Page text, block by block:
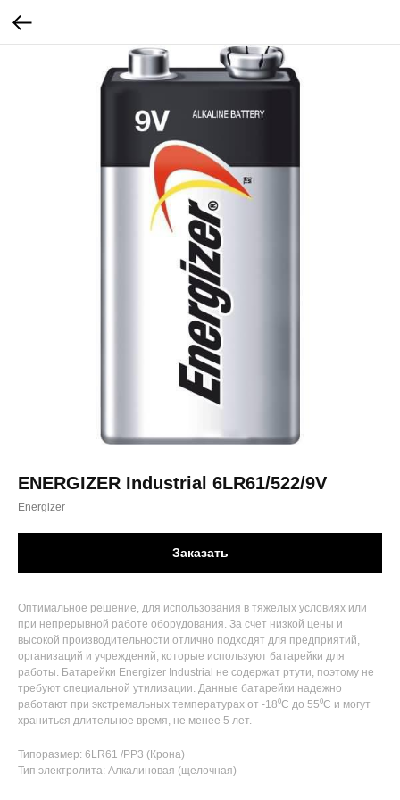
ENERGIZER Industrial 6LR61/522/9V
Energizer
Заказать
Оптимальное решение, для использования в тяжелых условиях или
при непрерывной работе оборудования. За счет низкой цены и
высокой производительности отлично подходят для предприятий,
организаций и учреждений, которые используют батарейки для
работы. Батарейки Energizer Industrial не содержат ртути, поэтому не
требуют специальной утилизации. Данные батарейки надежно
работают при экстремальных температурах от -18⁰С до 55⁰С и могут
храниться длительное время, не менее 5 лет.
Типоразмер: 6LR61 /PP3 (Крона)
Тип электролита: Алкалиновая (щелочная)